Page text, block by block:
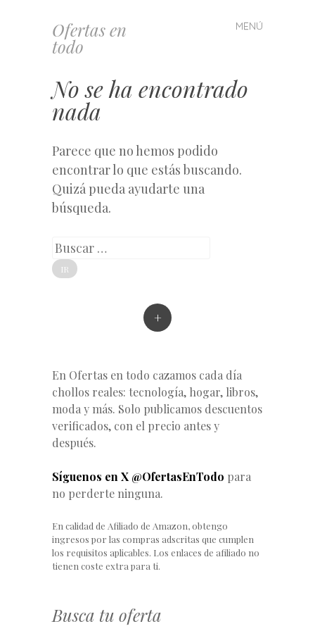
Ofertas en
todo
MENÚ
Saltar
al
No se ha encontrado
nada
Parece que no hemos podido
encontrar lo que estás buscando.
Quizá pueda ayudarte una
búsqueda.
Buscar
+
En Ofertas en todo cazamos cada día
chollos reales: tecnología, hogar, libros,
moda y más. Solo publicamos descuentos
verificados, con el precio antes y
después.
Síguenos en X @OfertasEnTodo para
no perderte ninguna.
En calidad de Afiliado de Amazon, obtengo
ingresos por las compras adscritas que cumplen
los requisitos aplicables. Los enlaces de afiliado no
tienen coste extra para ti.
Busca tu oferta